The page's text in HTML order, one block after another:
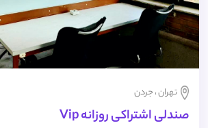
تهران ، جردن
صندلی اشتراکی روزانه Vip